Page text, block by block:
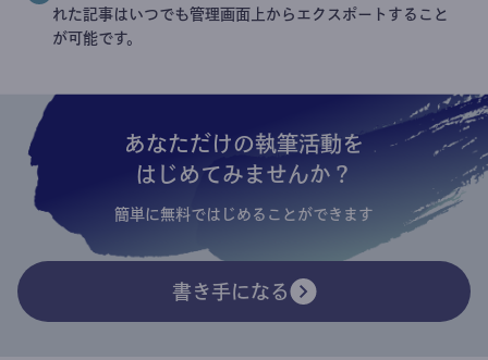
れた記事はいつでも管理画面上からエクスポートすること
が可能です。
あなただけの執筆活動を
はじめてみませんか？
簡単に無料ではじめることができます
書き手になる